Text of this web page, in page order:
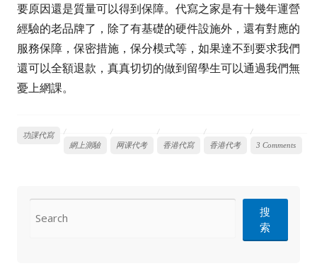
要原因還是質量可以得到保障。代寫之家是有十幾年運營
經驗的老品牌了，除了有基礎的硬件設施外，還有對應的
服務保障，保密措施，保分模式等，如果達不到要求我們
還可以全額退款，真真切切的做到留學生可以通過我們無
憂上網課。
功課代寫
網上測驗
网课代考 香港代寫 香港代考 3 Comments
搜
索